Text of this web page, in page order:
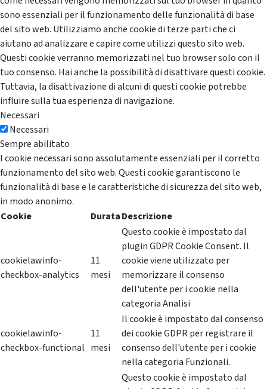
sono essenziali per il funzionamento delle funzionalità di base
del sito web. Utilizziamo anche cookie di terze parti che ci
aiutano ad analizzare e capire come utilizzi questo sito web.
Questi cookie verranno memorizzati nel tuo browser solo con il
tuo consenso. Hai anche la possibilità di disattivare questi cookie.
Tuttavia, la disattivazione di alcuni di questi cookie potrebbe
influire sulla tua esperienza di navigazione.
Necessari
Necessari
Sempre abilitato
I cookie necessari sono assolutamente essenziali per il corretto
funzionamento del sito web. Questi cookie garantiscono le
funzionalità di base e le caratteristiche di sicurezza del sito web,
in modo anonimo.
Cookie
DurataDescrizione
cookielawinfo-
checkbox-analytics
11
mesi
Questo cookie è impostato dal
plugin GDPR Cookie Consent. Il
cookie viene utilizzato per
memorizzare il consenso
dell'utente per i cookie nella
categoria Analisi
cookielawinfo-
checkbox-functional
11
mesi
Il cookie è impostato dal consenso
dei cookie GDPR per registrare il
consenso dell'utente per i cookie
nella categoria Funzionali.
Questo cookie è impostato dal